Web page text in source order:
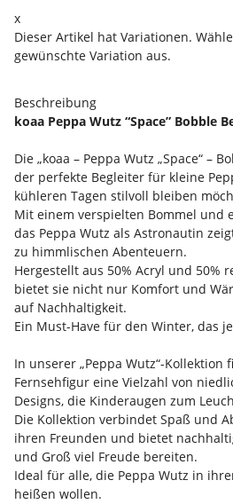
x
Dieser Artikel hat Variationen.
gewünschte Variation aus.
Beschreibung
koaa Peppa Wutz “Space” Bobble
Die „koaa – Peppa Wutz „Space“ –
der perfekte Begleiter für kleine
kühleren Tagen stilvoll bleiben
Mit einem verspielten Bommel und
das Peppa Wutz als Astronautin
zu himmlischen Abenteuern.
Hergestellt aus 50% Acryl und 50%
bietet sie nicht nur Komfort und
auf Nachhaltigkeit.
Ein Must-Have für den Winter, das
In unserer „Peppa Wutz“-Kollektion
Fernsehfigur eine Vielzahl von
Designs, die Kinderaugen zum
Die Kollektion verbindet Spaß und
ihren Freunden und bietet
und Groß viel Freude bereiten.
Ideal für alle, die Peppa Wutz in
heißen wollen.